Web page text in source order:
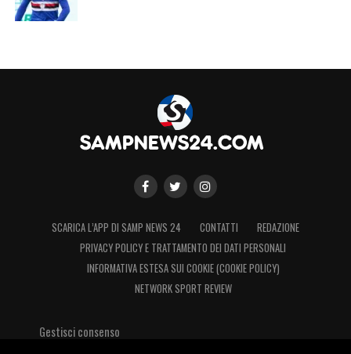
Fiorentina-Sampdoria: le immagini
SCARICA L’APP DI SAMP NEWS 24 CONTATTI
REDAZIONE
PRIVACY POLICY E TRATTAMENTO DEI DATI PERSONALI
INFORMATIVA ESTESA SUI COOKIE (COOKIE POLICY)
NETWORK SPORT REVIEW
Gestisci consenso